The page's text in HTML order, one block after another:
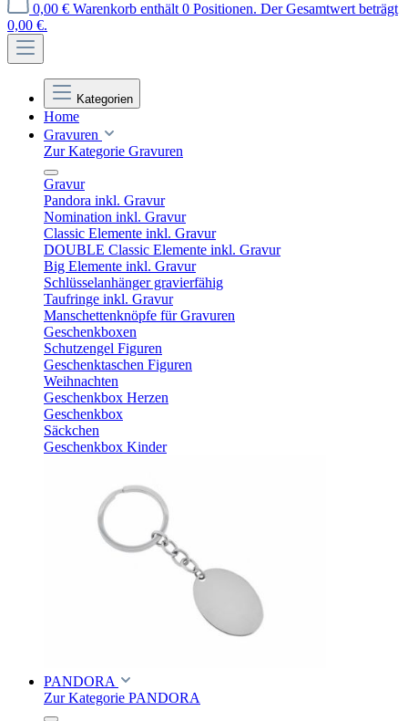
0,00 € Warenkorb enthält 0 Positionen. Der Gesamtwert beträgt
0,00 €.
Kategorien
Home
Gravuren
Zur Kategorie Gravuren
Gravur
Pandora inkl. Gravur
Nomination inkl. Gravur
Classic Elemente inkl. Gravur
DOUBLE Classic Elemente inkl. Gravur
Big Elemente inkl. Gravur
Schlüsselanhänger gravierfähig
Taufringe inkl. Gravur
Manschettenknöpfe für Gravuren
Geschenkboxen
Schutzengel Figuren
Geschenktaschen Figuren
Weihnachten
Geschenkbox Herzen
Geschenkbox
Säckchen
Geschenkbox Kinder
PANDORA
Zur Kategorie PANDORA